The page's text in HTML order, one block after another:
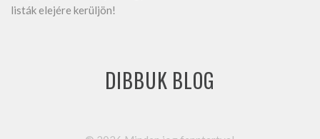
listák elejére kerüljön!
DIBBUK BLOG